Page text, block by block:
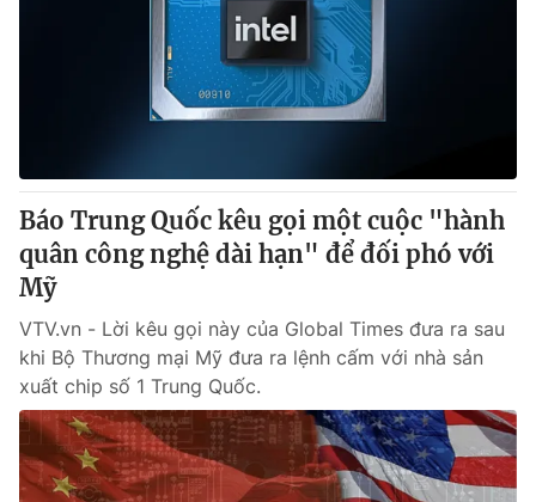
Báo Trung Quốc kêu gọi một cuộc "hành
quân công nghệ dài hạn" để đối phó với
Mỹ
VTV.vn - Lời kêu gọi này của Global Times đưa ra sau
khi Bộ Thương mại Mỹ đưa ra lệnh cấm với nhà sản
xuất chip số 1 Trung Quốc.